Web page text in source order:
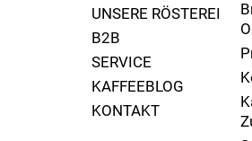
UNSERE RÖSTEREI
B2B
SERVICE
KAFFEEBLOG
KONTAKT